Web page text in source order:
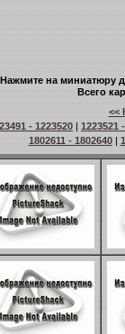
Нажмите на миниатюру
Всего
<<
- 1223520 | 1223521
1802611 - 1802640|